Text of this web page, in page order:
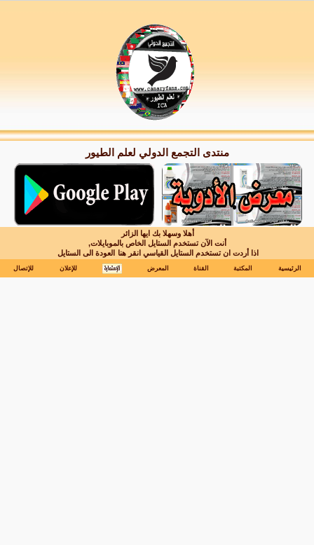
منتدى التجمع الدولي لعلم الطيور
أهلا وسهلا بك ايها الزائر
أنت الآن تستخدم الستايل الخاص بالموبايلات,
اذا أردت ان تستخدم الستايل القياسي انقر هنا العودة الى الستايل
الرئيسية المكتبة القناة المعرض للإعلان للإتصال